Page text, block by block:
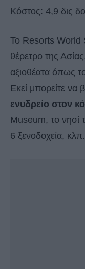
Κόστος: 4,9 δις
Το Resorts World
θέρετρο της
αξιοθέατα όπως
Εκεί μπορείτε να
ενυδρείο στον
Museum, το νησί
6 ξενοδοχεία, κλπ.